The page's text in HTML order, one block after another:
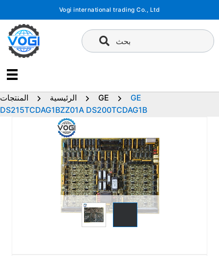
المحتوى
Vogi international trading Co., Ltd
بحث
الرئيسية المنتجات GE
GE
DS215TCDAG1BZZ01A DS200TCDAG1B